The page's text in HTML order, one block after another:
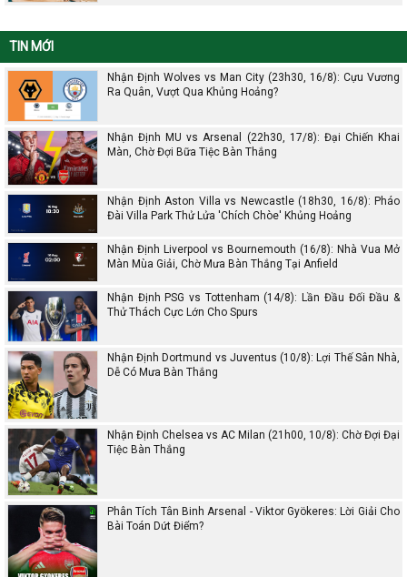
TIN MỚI
Nhận Định Wolves vs Man City (23h30, 16/8): Cựu Vương
Ra Quân, Vượt Qua Khủng Hoảng?
Nhận Định MU vs Arsenal (22h30, 17/8): Đại Chiến Khai
Màn, Chờ Đợi Bữa Tiệc Bàn Thắng
Nhận Định Aston Villa vs Newcastle (18h30, 16/8): Pháo
Đài Villa Park Thử Lửa 'Chích Chòe' Khủng Hoảng
Nhận Định Liverpool vs Bournemouth (16/8): Nhà Vua Mở
Màn Mùa Giải, Chờ Mưa Bàn Thắng Tại Anfield
Nhận Định PSG vs Tottenham (14/8): Lần Đầu Đối Đầu &
Thử Thách Cực Lớn Cho Spurs
Nhận Định Dortmund vs Juventus (10/8): Lợi Thế Sân Nhà,
Dễ Có Mưa Bàn Thắng
Nhận Định Chelsea vs AC Milan (21h00, 10/8): Chờ Đợi Đại
Tiệc Bàn Thắng
Phân Tích Tân Binh Arsenal - Viktor Gyökeres: Lời Giải Cho
Bài Toán Dứt Điểm?